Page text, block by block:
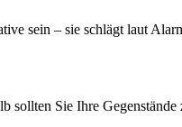
sein – sie schlägt laut
sollten Sie Ihre